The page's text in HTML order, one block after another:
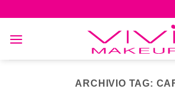
content
ARCHIVIO TAG: